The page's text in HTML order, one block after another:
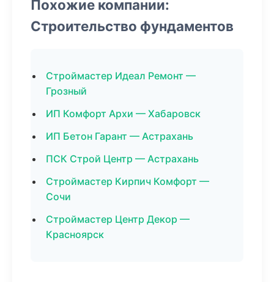
Похожие компании:
Строительство фундаментов
Строймастер Идеал Ремонт —
Грозный
ИП Комфорт Архи — Хабаровск
ИП Бетон Гарант — Астрахань
ПСК Строй Центр — Астрахань
Строймастер Кирпич Комфорт —
Сочи
Строймастер Центр Декор —
Красноярск